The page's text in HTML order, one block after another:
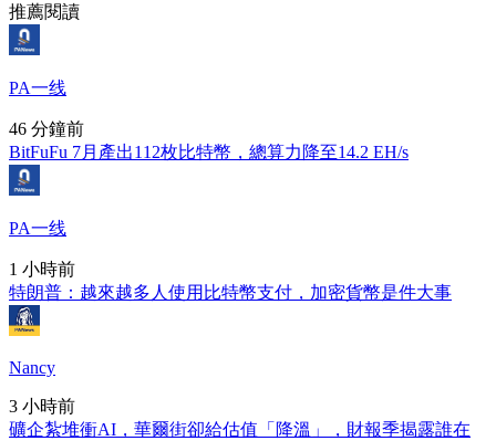
推薦閱讀
PA一线
46 分鐘前
BitFuFu 7月產出112枚比特幣，總算力降至14.2 EH/s
PA一线
1 小時前
特朗普：越來越多人使用比特幣支付，加密貨幣是件大事
Nancy
3 小時前
礦企紮堆衝AI，華爾街卻給估值「降溫」，財報季揭露誰在